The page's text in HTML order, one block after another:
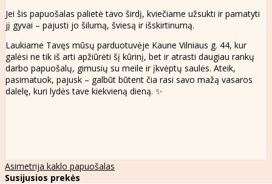
Jei šis papuošalas palietė tavo širdį, kviečiame užsukti ir pamatyti
jį gyvai – pajusti jo šilumą, šviesą ir išskirtinumą.
Laukiame Tavęs mūsų parduotuvėje Kaune Vilniaus g. 44, kur
galėsi ne tik iš arti apžiūrėti šį kūrinį, bet ir atrasti daugiau rankų
darbo papuošalų, gimusių su meile ir įkvėptų saulės. Ateik,
pasimatuok, pajusk – galbūt būtent čia rasi savo mažą vasaros
dalelę, kuri lydės tave kiekvieną dieną. ✨
Asimetrija kaklo papuošalas
Susijusios prekės